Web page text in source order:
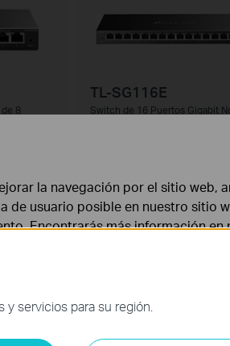
8
TL-SG116E
Switch de 16 Puertos Gigabit
Switch de 24 puertos Gigabit
servicios para su región.
la navegación por el sitio web,
de usuario posible en nuestro sitio
Encontrarás más información en
del sitio web y no